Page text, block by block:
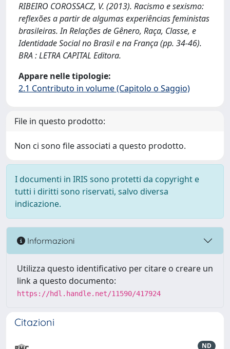
RIBEIRO COROSSACZ, V. (2013). Racismo e sexismo:
reflexões a partir de algumas experiências feministas
brasileiras. In Relações de Gênero, Raça, Classe, e
Identidade Social no Brasil e na França (pp. 34-46).
BRA : LETRA CAPITAL Editora.
Appare nelle tipologie:
2.1 Contributo in volume (Capitolo o Saggio)
File in questo prodotto:
Non ci sono file associati a questo prodotto.
I documenti in IRIS sono protetti da copyright e
tutti i diritti sono riservati, salvo diversa
indicazione.
Informazioni
Utilizza questo identificativo per citare o creare un
link a questo documento:
https://hdl.handle.net/11590/417924
Citazioni
ND